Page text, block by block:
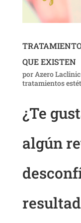
QUE EXISTEN
porAzero Laclinic
tratamientos
¿Te
algún